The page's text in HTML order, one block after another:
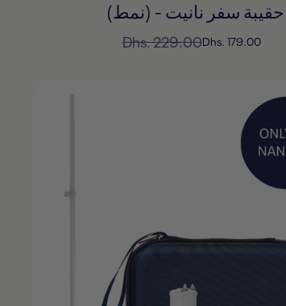
حقيبة سفر نانيت - (نمط)
السعر
Dhs. 179.00السعر
Dhs. 229.00